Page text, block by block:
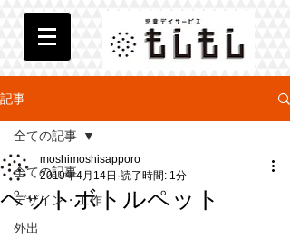
記事
全ての記事
デザイン・工作
外出
全ての記事
ペットボトルペット
moshimoshisapporo
2019年4月14日 読了時間: 1分